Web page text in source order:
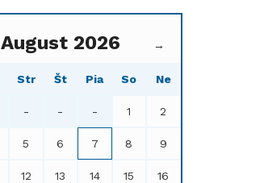
August 2026 →
Str Št Pia So Ne
- - - 1 2
5 6 7 8 9
12 13 14 15 16